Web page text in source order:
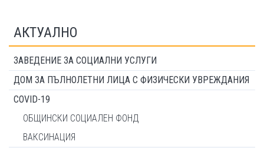
АКТУАЛНО
ЗАВЕДЕНИЕ ЗА СОЦИАЛНИ УСЛУГИ
ДОМ ЗА ПЪЛНОЛЕТНИ ЛИЦА С ФИЗИЧЕСКИ УВРЕЖДАНИЯ
COVID-19
ОБЩИНСКИ СОЦИАЛЕН ФОНД
ВАКСИНАЦИЯ